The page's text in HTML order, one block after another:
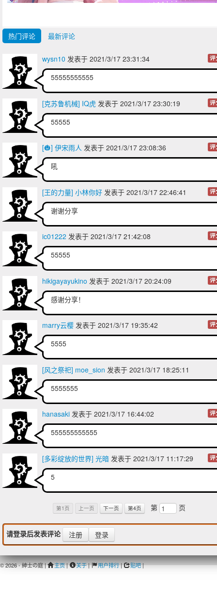
热门评论 最新评论
wysn10 发表于 2021/3/17 23:31:34 评
55555555555
[克苏鲁机械] IQ虎 发表于 2021/3/17 23:30:19 评
55555
[🎃] 伊宋雨人 发表于 2021/3/17 23:08:36 评
吼
[王的力量] 小林你好 发表于 2021/3/17 22:46:41 评
谢谢分享
ic01222 发表于 2021/3/17 21:42:08 评
55555
hikigayayukino 发表于 2021/3/17 20:24:09 评
感谢分享！
marry云樱 发表于 2021/3/17 19:35:42 评
5555
[风之祭祀] moe_sion 发表于 2021/3/17 18:25:11
5555555
hanasaki 发表于 2021/3/17 16:44:02 评
555555555555
[多彩绽放的世界] 光暗 发表于 2021/3/17 11:17:29 评
5
第1页 上一页 下一页 第4页 第 页
请登录后发表评论 注册 登录
© 2026 - 紳士の庭 | 主页| 关于| 用户排行| 贴吧|